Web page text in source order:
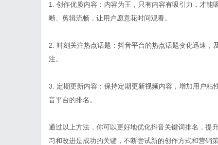
1. 创作优质内容：内容为王，只有内容有吸引力，才
晰、剪辑流畅，让用户愿意花时间观看。
2. 时刻关注热点话题：抖音平台的热点话题变化迅速
注。
3. 定期更新内容：保持定期更新视频内容，增加用户
音平台的排名。
通过以上方法，你可以更好地优化抖音关键词排名，提
习和改进是成功的关键，不断尝试新的创作方式和营销